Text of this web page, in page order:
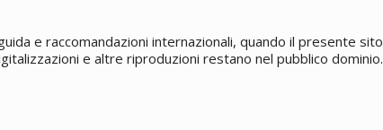
e raccomandazioni internazionali, quando il presente sito
e altre riproduzioni restano nel pubblico dominio.